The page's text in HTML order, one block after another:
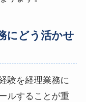
にどう活かせ
験を経理業務に
ルすることが重